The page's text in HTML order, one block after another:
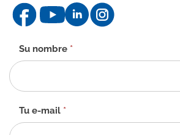
Formulario
de
contacto
-
Su nombre *
Tu e-mail *